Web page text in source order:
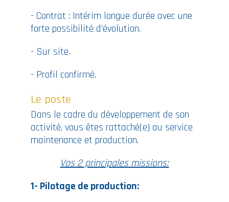
- Contrat : Intérim longue durée avec une
forte possibilité d’évolution.
- Sur site.
- Profil confirmé.
Le poste
Dans le cadre du développement de son
activité, vous êtes rattaché(e) au service
maintenance et production.
Vos 2 principales missions:
1- Pilotage de production: